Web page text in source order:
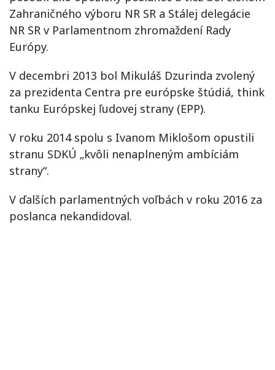
Zahraničného výboru NR SR a Stálej delegácie
NR SR v Parlamentnom zhromaždení Rady
Európy.
V decembri 2013 bol Mikuláš Dzurinda zvolený
za prezidenta Centra pre európske štúdiá, think
tanku Európskej ľudovej strany (EPP).
V roku 2014 spolu s Ivanom Miklošom opustili
stranu SDKÚ „kvôli nenaplneným ambíciám
strany“.
V ďalších parlamentných voľbách v roku 2016 za
poslanca nekandidoval.